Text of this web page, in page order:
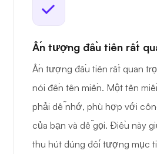
Ấn tượng đầu tiên rất
Ấn tượng đầu tiên rất quan
nói đến tên miền. Một tên
phải dễ nhớ, phù hợp với
của bạn và dễ gọi. Điều này
thu hút đúng đối tượng mục